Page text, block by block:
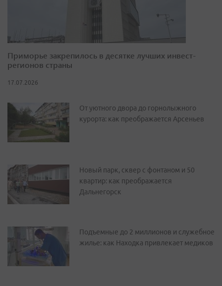
Приморье закрепилось в десятке лучших инвест-
регионов страны
17.07.2026
От уютного двора до горнолыжного
курорта: как преображается Арсеньев
Новый парк, сквер с фонтаном и 50
квартир: как преображается
Дальнегорск
Подъемные до 2 миллионов и служебное
жилье: как Находка привлекает медиков